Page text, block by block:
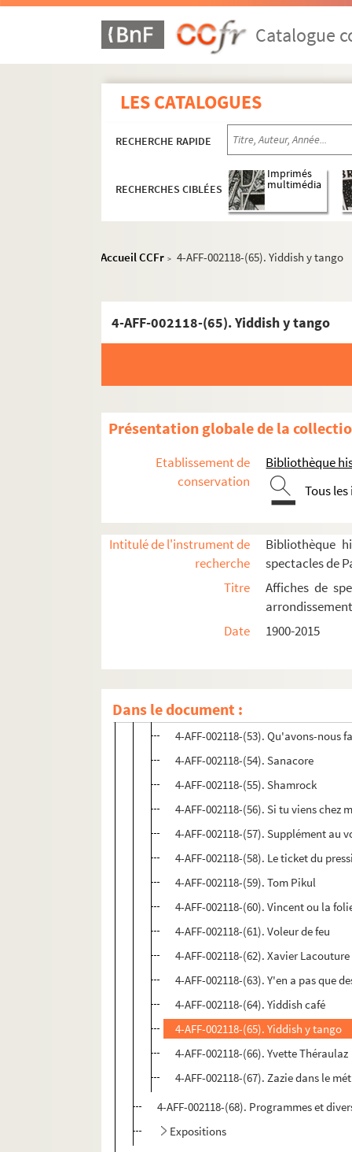
Catalogue
LES CATALOGUES
RECHERCHE RAPIDE
RECHERCHES CIBLÉES
Imprimés
multimédia
Accueil CCFr > 4-AFF-002118-(65). Yiddish y tango
4-AFF-002118-(65). Yiddish y tango
Présentation globale de la
Etablissement de
conservation
Bibliothèque
Tous
Intitulé de l'instrument de
recherche
Bibliothèque
spectacles de
Titre
Affiches de
Date
1900-2015
Dans le document :
4-AFf-002118-(22). Le fou chanté
4-AFF-002118-(23). Le fou du roi
4-AFF-002118-(24). Gérard Quittot
4-AFF-002118-(26). Gilbert François
4-AFF-002118-(27). Gladys
4-AFF-002118-(28). Le gourou ;
4-AFF-002118. Le grand Méliès
4-AFF-002118-(30). Grand'mère
4-AFF-002118-(31). Hector Malamud
4-AFF-002118-(36). Lili
4-AFF-002118-(37). Louise Dhour
4-AFF-002118-(43). Misère
4-AFF-002118-(44). Le moine apostat
4-AFF-002118-(46). L'Odyssée
4-AFF-002118-(47). O-Mau
4-AFF-002118-(48). Les pas en rond
4-AFF-002118-(49). Paule Annen
4-AFF-002118-(50). Paul
4-AFF-002118-(51). Pourquoi-je ?
4-AFF-002118-(52). Provence et
4-AFF-002118-(53). Qu'avons-nous
4-AFF-002118-(54). Sanacore
4-AFF-002118-(55). Shamrock
4-AFF-002118-(56). Si tu viens
4-AFF-002118-(57). Supplément au
4-AFF-002118-(58). Le ticket du
4-AFF-002118-(59). Tom Pikul
4-AFF-002118-(60). Vincent ou la
4-AFF-002118-(61). Voleur de feu
4-AFF-002118-(62). Xavier Lacouture
4-AFF-002118-(63). Y'en a pas que
4-AFF-002118-(64). Yiddish café
4-AFF-002118-(65). Yiddish y tango
4-AFF-002118-(66). Yvette Théraulaz
4-AFF-002118-(67). Zazie dans le
4-AFF-002118-(68). Programmes et
Expositions